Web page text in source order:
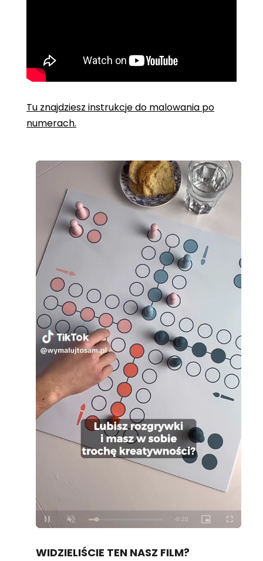
Tu znajdziesz instrukcje do malowania po
numerach.
Unmute
100.00%
WIDZIELIŚCIE TEN NASZ FILM?